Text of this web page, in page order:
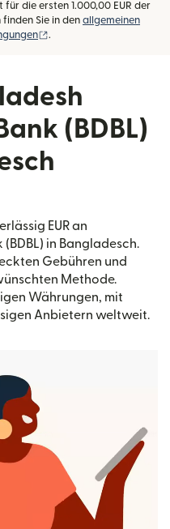
die ersten 1.000,00 EUR der
Sie in den allgemeinen
.
(BDBL)
EUR an
in Bangladesch.
Gebühren und
Methode.
Währungen, mit
Anbietern weltweit.